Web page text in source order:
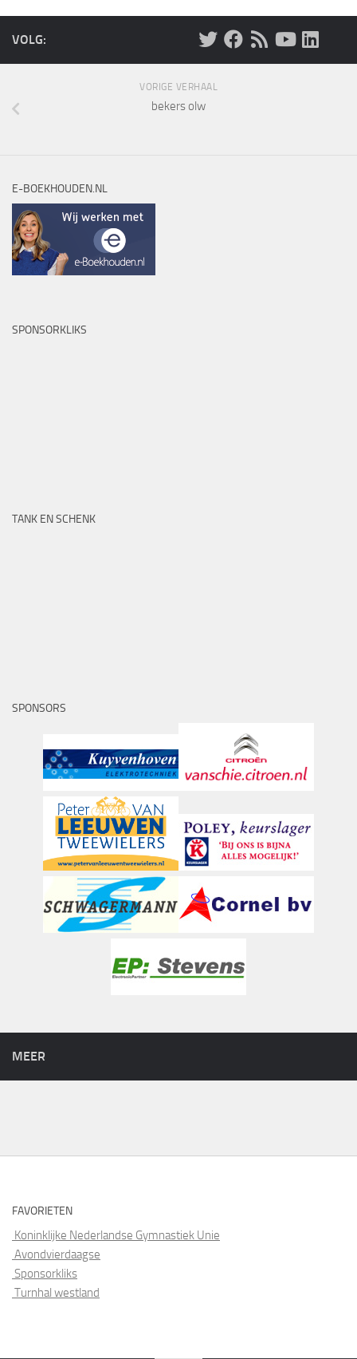
VOLG:
VORIGE VERHAAL
bekers olw
E-BOEKHOUDEN.NL
SPONSORKLIKS
TANK EN SCHENK
SPONSORS
MEER
FAVORIETEN
Koninklijke Nederlandse Gymnastiek Unie
Avondvierdaagse
Sponsorkliks
Turnhal westland